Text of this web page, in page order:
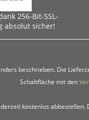
256-Bit-SSL-
absolut sicher!
beschrieben. Die
Schaltfläche mit den
kostenlos